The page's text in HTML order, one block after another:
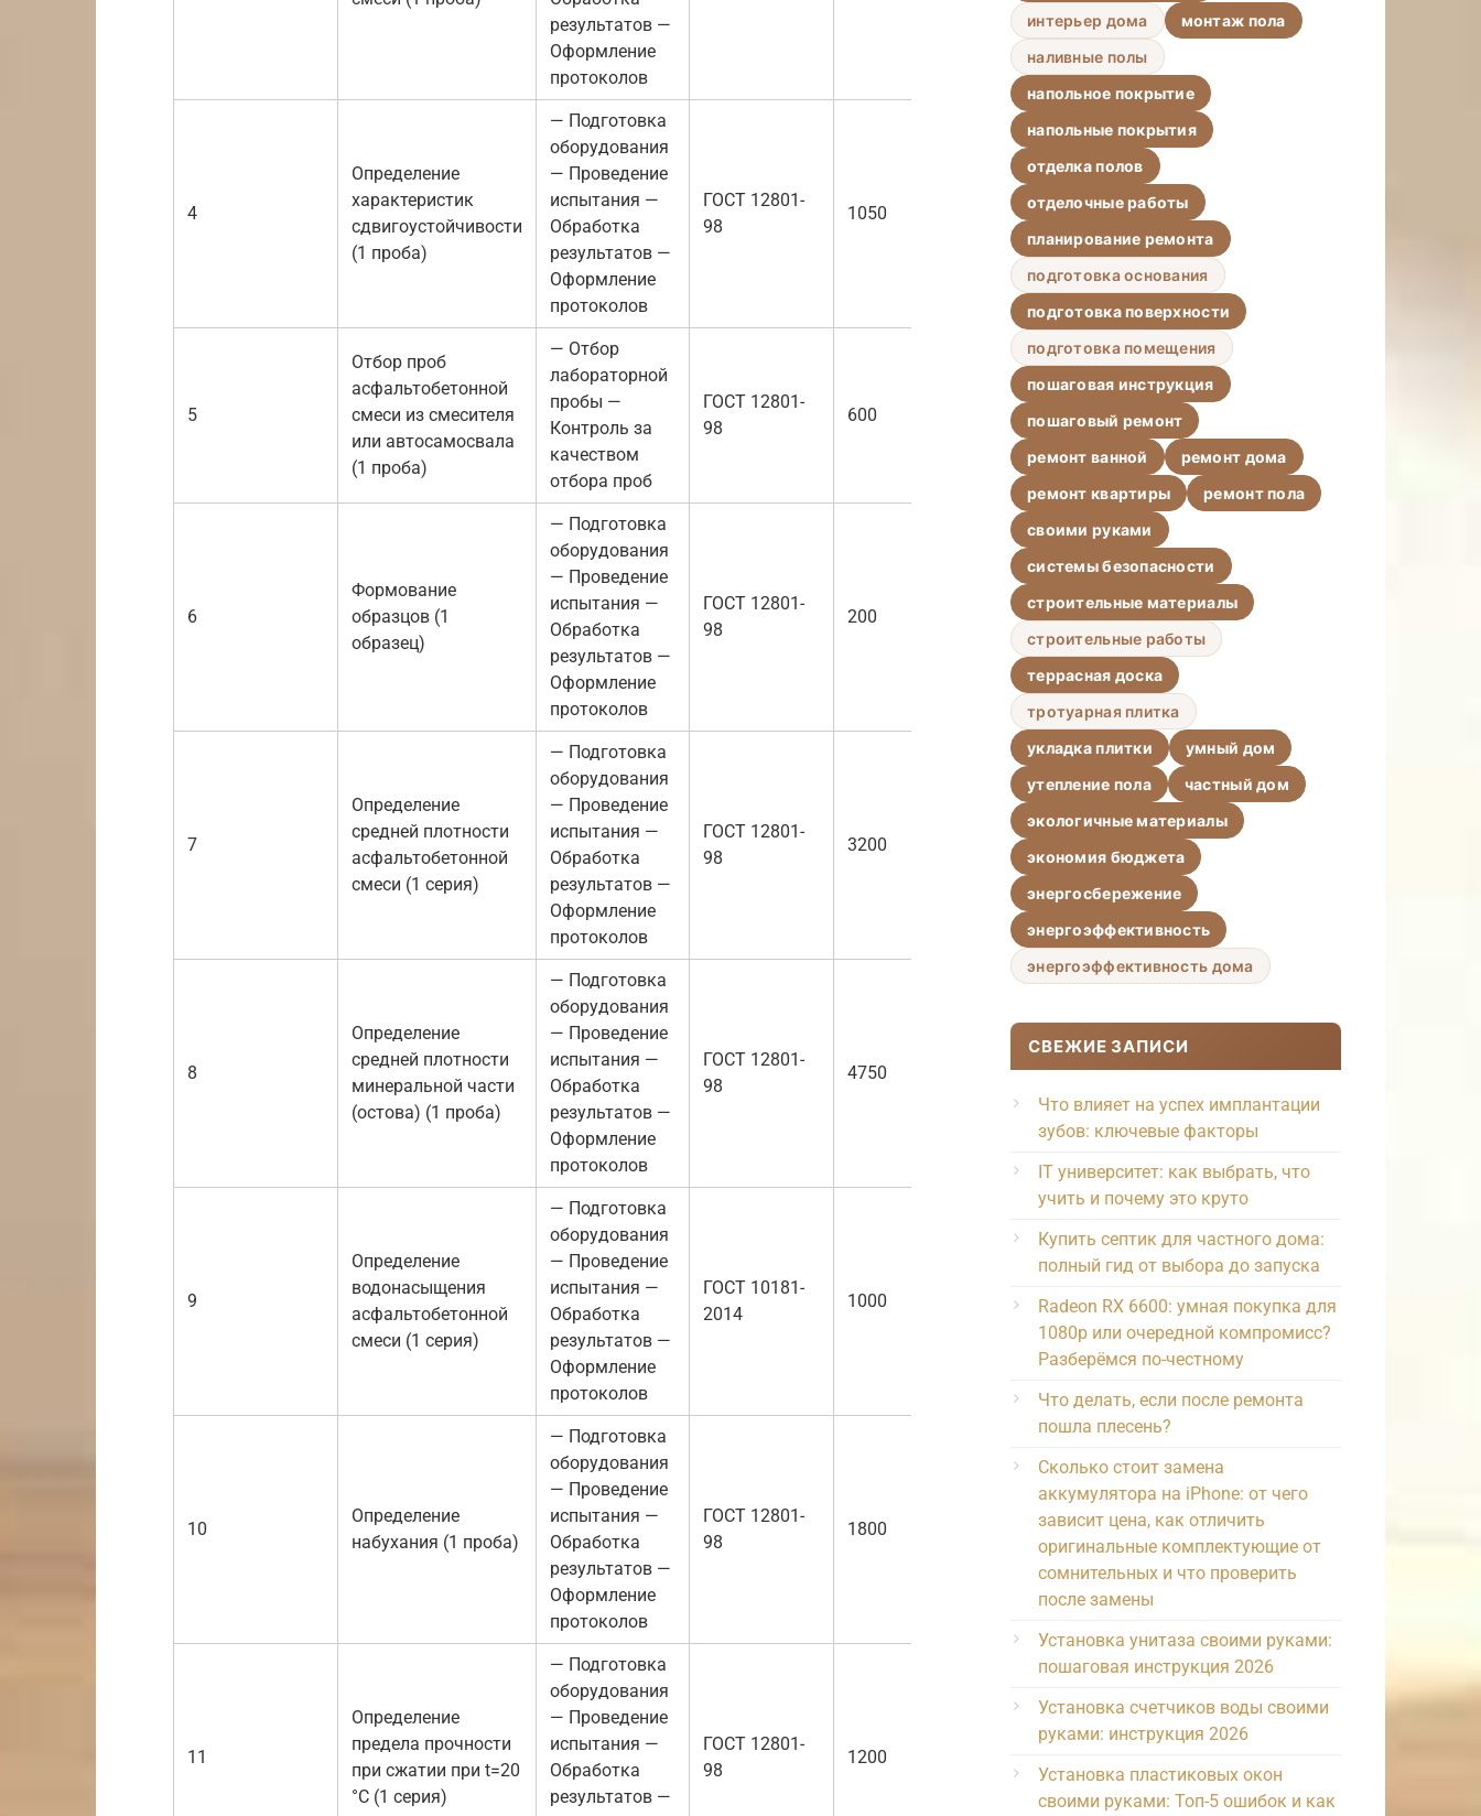
результатов —
Оформление
протоколов
4
Определение
характеристик
сдвигоустойчивости
(1 проба)
— Подготовка
оборудования
— Проведение
испытания —
Обработка
результатов —
Оформление
протоколов
ГОСТ 12801-
98
1050
5
Отбор проб
асфальтобетонной
смеси из смесителя
или автосамосвала
(1 проба)
— Отбор
лабораторной
пробы —
Контроль за
качеством
отбора проб
ГОСТ 12801-
98
600
6
Формование
образцов (1
образец)
— Подготовка
оборудования
— Проведение
испытания —
Обработка
результатов —
Оформление
протоколов
ГОСТ 12801-
98
200
7
Определение
средней плотности
асфальтобетонной
смеси (1 серия)
— Подготовка
оборудования
— Проведение
испытания —
Обработка
результатов —
Оформление
протоколов
ГОСТ 12801-
98
3200
8
Определение
средней плотности
минеральной части
(остова) (1 проба)
— Подготовка
оборудования
— Проведение
испытания —
Обработка
результатов —
Оформление
протоколов
ГОСТ 12801-
98
4750
9
Определение
водонасыщения
асфальтобетонной
смеси (1 серия)
— Подготовка
оборудования
— Проведение
испытания —
Обработка
результатов —
Оформление
протоколов
ГОСТ 10181-
2014
1000
10
Определение
набухания (1 проба)
— Подготовка
оборудования
— Проведение
испытания —
Обработка
результатов —
Оформление
протоколов
ГОСТ 12801-
98
1800
11
Определение
предела прочности
при сжатии при t=20
°С (1 серия)
— Подготовка
оборудования
— Проведение
испытания —
Обработка
результатов —
ГОСТ 12801-
98
1200
интерьер дома
монтаж пола
наливные полы
напольное покрытие
напольные покрытия
отделка полов
отделочные работы
планирование ремонта
подготовка основания
подготовка поверхности
подготовка помещения
пошаговая инструкция
пошаговый ремонт
ремонт ванной
ремонт дома
ремонт квартиры
ремонт пола
своими руками
системы безопасности
строительные материалы
строительные работы
террасная доска
тротуарная плитка
укладка плитки
умный дом
утепление пола
частный дом
экологичные материалы
экономия бюджета
энергосбережение
энергоэффективность
энергоэффективность дома
СВЕЖИЕ ЗАПИСИ
Что влияет на успех имплантации
зубов: ключевые факторы
IT университет: как выбрать, что
учить и почему это круто
Купить септик для частного дома:
полный гид от выбора до запуска
Radeon RX 6600: умная покупка для
1080p или очередной компромисс?
Разберёмся по-честному
Что делать, если после ремонта
пошла плесень?
Сколько стоит замена
аккумулятора на iPhone: от чего
зависит цена, как отличить
оригинальные комплектующие от
сомнительных и что проверить
после замены
Установка унитаза своими руками:
пошаговая инструкция 2026
Установка счетчиков воды своими
руками: инструкция 2026
Установка пластиковых окон
своими руками: Топ-5 ошибок и как